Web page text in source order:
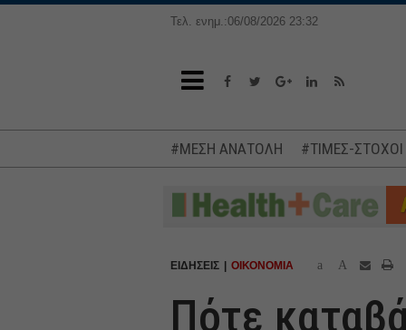
Τελ. ενημ.:06/08/2026 23:32
#ΜΕΣΗ ΑΝΑΤΟΛΗ #ΤΙΜΕΣ-
ΕΙΔΗΣΕΙΣ ΟΙΚΟΝΟΜΙΑ a A
Πότε